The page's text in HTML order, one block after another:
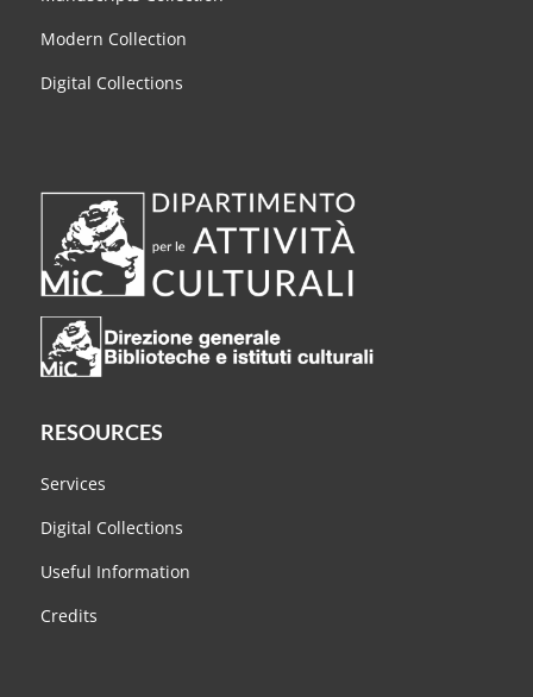
Modern Collection
Digital Collections
RESOURCES
Services
Digital Collections
Useful Information
Credits